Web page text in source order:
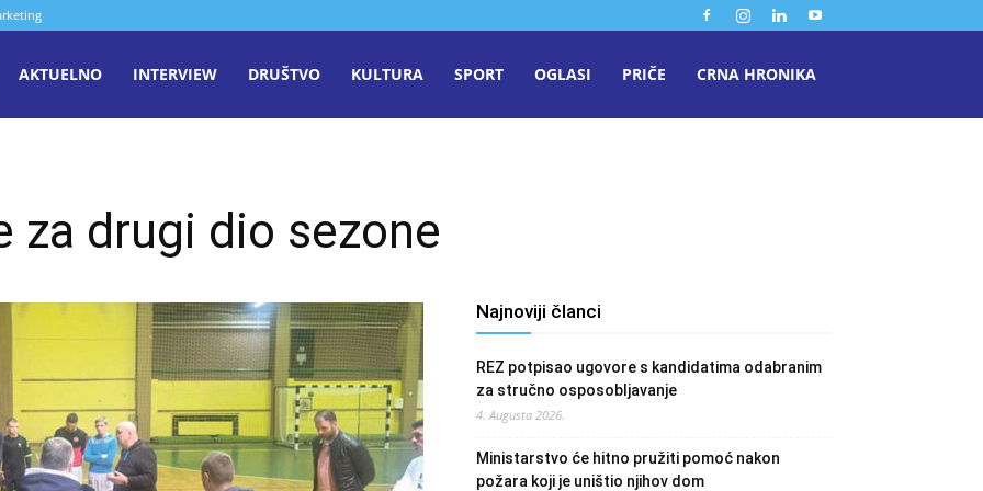
AKTUELNO INTERVIEW DRUŠTVO KULTURA SPORT OGLASI PRIČE CRNA HRONIKA
za drugi dio sezone
Najnoviji članci
REZ potpisao ugovore s kandidatima odabranim
za stručno osposobljavanje
4. Augusta 2026.
Ministarstvo će hitno pružiti pomoć nakon
požara koji je uništio njihov dom